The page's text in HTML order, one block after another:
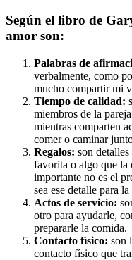
Según el libro de
amor son:
Palabras de
verbalmente, como
mucho compartir mi
Tiempo de calidad:
miembros de la
mientras comparten
comer o caminar
Regalos: son
favorita o algo que la
importante no es el
sea ese detalle para
Actos de servicio:
otro para ayudarle,
prepararle la comida.
Contacto físico: son
contacto físico que